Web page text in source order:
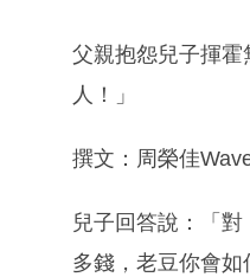
父親抱怨兒子揮
人！」
撰文：周榮佳
兒子回答說：「
多錢，老豆你會如